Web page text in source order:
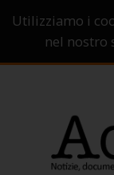
Utilizziamo i
nel nostro